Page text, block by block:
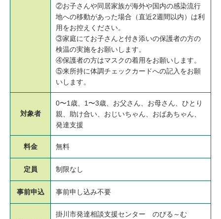
②お子さんや同居家族が海外や国内の感染流行
地への移動があった場合（直近2週間以内）は利
用をお控えください。
③家庭にてお子さんと付き添いの保護者の方の
検温の実施をお願いします。
④保護者の方はマスクの着用をお願いします。
⑤来所持に体調チェックカードへの記入をお願
いします。
対象者
0〜1歳、1〜3歳、お父さん、お母さん、ひとり
親、助け合い、おじいちゃん、おばあちゃん、
発達支援
料金 無料
定員 制限なし
事前申込 事前申し込み不要
掛川市発達相談支援センター のびる～む